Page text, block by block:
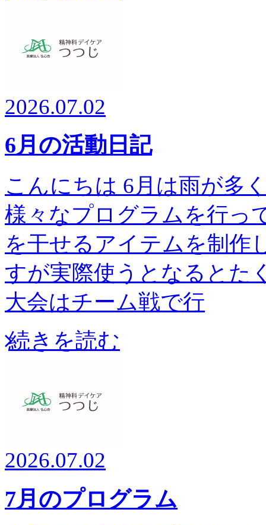
2026.07.02
6月の活動日記
こんにちは 6月は雨が多
様々なプログラムを行っ
を干せるアイテムを制作
すが実際使うとなるとた
大会はチーム戦で行
続きを読む
2026.07.02
7月のプログラム